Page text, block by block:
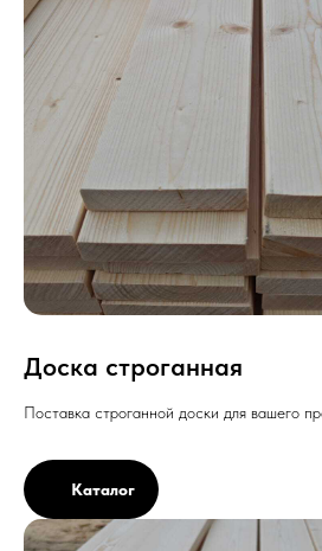
Доска строганная
Поставка строганной доски для вашего
Каталог